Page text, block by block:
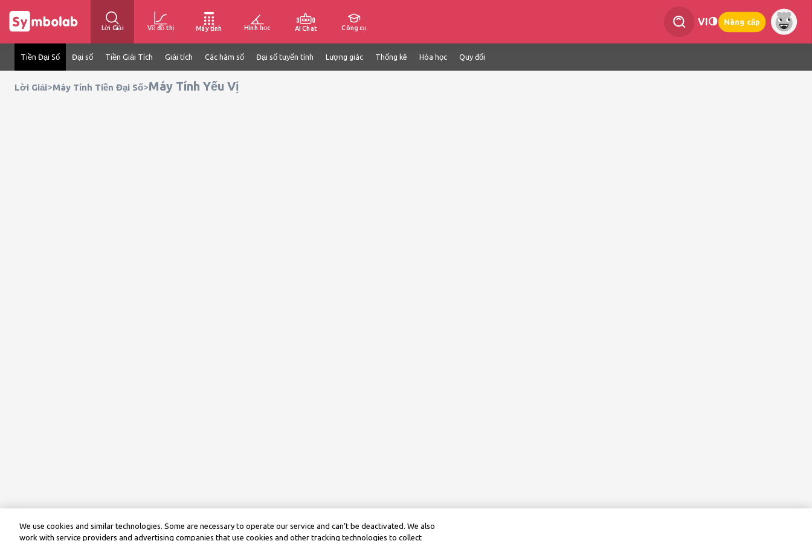
Lời Giải Vẽ đồ thị Máy tính Hình học AI Chat Công cụ
VI Nâng cấp
Tiền Đại Số Đại số Tiền Giải Tích Giải tích Các hàm số Đại số tuyến tính Lượng giác Thống kê Hóa học Quy đổi
Lời Giải>Máy Tính Tiền Đại Số>Máy Tính Yếu Vị
We use cookies and similar technologies. Some are necessary to operate our service and can’t be deactivated. We also
work with service providers and advertising companies that use cookies and other tracking technologies to collect